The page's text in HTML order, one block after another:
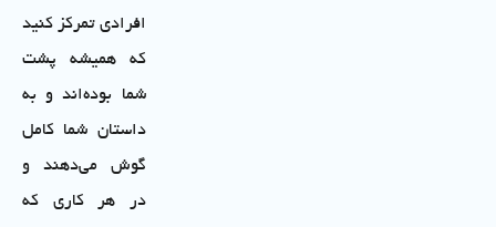
افرادی تمرکز کنید
که همیشه پشت
شما بوده‌اند و به
داستان شما کامل
گوش می‌دهند و
در هر کاری که